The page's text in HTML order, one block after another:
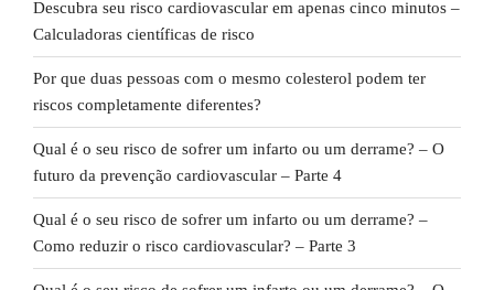
Descubra seu risco cardiovascular em apenas cinco minutos –
Calculadoras científicas de risco
Por que duas pessoas com o mesmo colesterol podem ter
riscos completamente diferentes?
Qual é o seu risco de sofrer um infarto ou um derrame? – O
futuro da prevenção cardiovascular – Parte 4
Qual é o seu risco de sofrer um infarto ou um derrame? –
Como reduzir o risco cardiovascular? – Parte 3